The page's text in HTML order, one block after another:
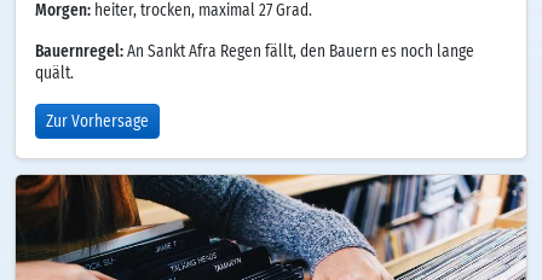
Morgen: heiter, trocken, maximal 27 Grad.
Bauernregel: An Sankt Afra Regen fällt, den Bauern es noch lange
quält.
Zur Vorhersage